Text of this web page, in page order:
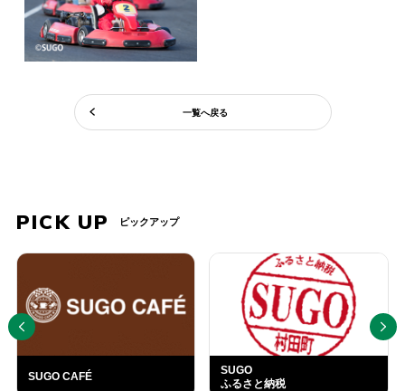
一覧へ戻る
PICK UP ピックアップ
SUGO CAFÉ
SUGO
ふるさと納税
PREV NEXT